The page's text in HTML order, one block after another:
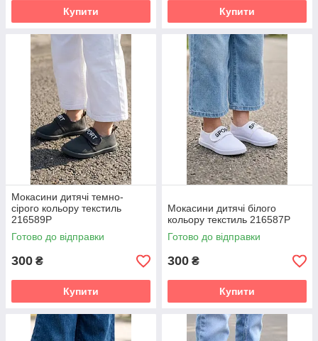
Купити Купити
Мокасини дитячі темно-
сірого кольору текстиль
216589P
Готово до відправки
300 ₴
Купити
Мокасини дитячі білого
кольору текстиль 216587P
Готово до відправки
300 ₴
Купити